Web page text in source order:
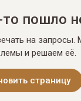
то пошло
на запросы.
и решаем её.
страницу